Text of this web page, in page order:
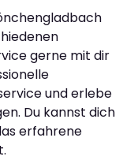
gerne mit dir
und erlebe
Du kannst dich
erfahrene